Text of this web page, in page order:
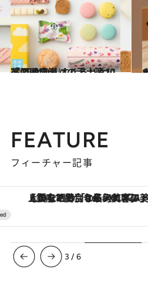
2023.4.26
「羽田空港」の手土産10選 乙女心くすぐるパケにメロメロ
旅＆お出かけ 「
FEATURE
フィーチャー記事
【銀座で出合う最旬美容】美髪ケアや上質な眠り…セルフケアのアップデートから、特別な名入れギフトまで。
3 /6